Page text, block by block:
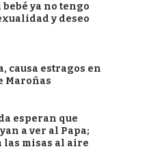
ya no tengo
y deseo
causa estragos en
Maroñas
esperan que
a ver al Papa;
las misas al aire